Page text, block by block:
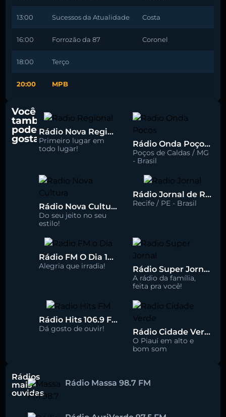
13:00 Sucessos da Atualidade Costa
16:00 Forrozão da 87 Coronel
18:00 Terço
20:00 MPB
Você
também
pode
gostar
Rádio Nova Regional 91.5 FM
Primeiro lugar em
todo lugar!
Rádio Onda Poços 96.7 FM
Poços de Caldas / MG
- Brasil
Rádio Nova Cultura 93.1 FM
Do seu jeito no seu
estilo!
Rádio Jornal de Recife 90.3 FM
Recife / PE - Brasil
Rádio FM O Dia 100.5
Alegria que irradia! Rádio Super Jornal 105.7 FM
A rádio da família,
feita pra você!
Rádio Hits 106.9 FM
Dá gosto de ouvir! Rádio Cidade Verde 93.5 FM
O Piauí em alto e
bom som
Rádios
mais
ouvidas
Rádio Massa 98.7 FM